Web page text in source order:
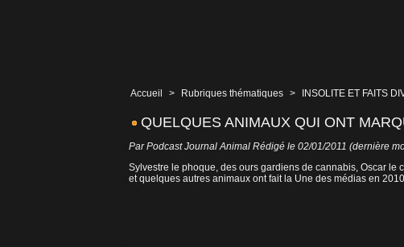
Accueil > Rubriques thématiques > INSOLITE ET FAITS
QUELQUES ANIMAUX QUI ONT
Par Podcast Journal Animal Rédigé le 02/01/2011 (dernière
Sylvestre le phoque, des ours gardiens de cannabis, Oscar
et quelques autres animaux ont fait la Une des médias en